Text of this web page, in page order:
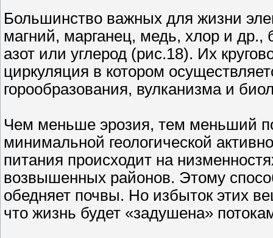
Большинство важных для жизни
магний, марганец, медь, хлор и
азот или углерод (рис.18). Их
циркуляция в котором
горообразования, вулканизма и
Чем меньше эрозия, тем меньший
минимальной геологической
питания происходит на
возвышенных районов. Этому
обедняет почвы. Но избыток этих
что жизнь будет «задушена»